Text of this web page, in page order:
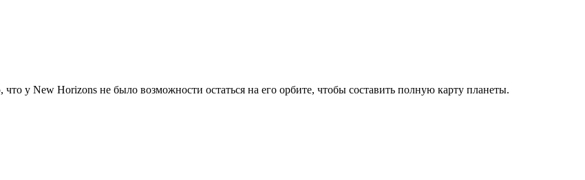
у New Horizons не было возможности остаться на его орбите, чтобы составить полную карту планеты.